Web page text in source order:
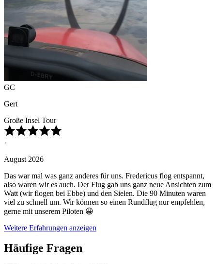
GC
Gert
Große Insel Tour
·
August 2026
Das war mal was ganz anderes für uns. Fredericus flog entspannt,
also waren wir es auch. Der Flug gab uns ganz neue Ansichten zum
Watt (wir flogen bei Ebbe) und den Sielen. Die 90 Minuten waren
viel zu schnell um. Wir können so einen Rundflug nur empfehlen,
gerne mit unserem Piloten 😀
Weitere Erfahrungen anzeigen
Häufige Fragen